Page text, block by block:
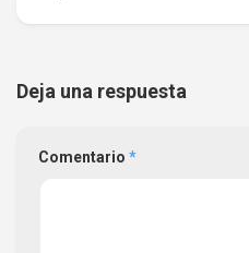
Deja una respuesta
Comentario *